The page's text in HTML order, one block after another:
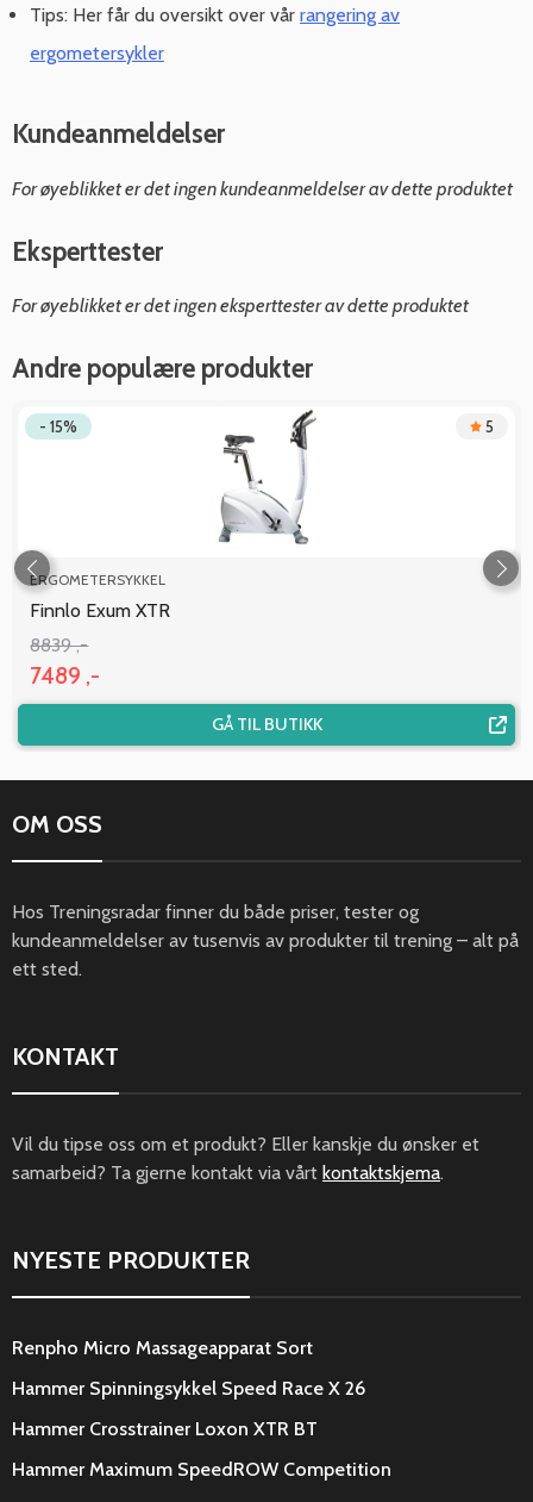
Tips: Her får du oversikt over vår rangering av
ergometersykler
Kundeanmeldelser
For øyeblikket er det ingen kundeanmeldelser av dette produktet
Eksperttester
For øyeblikket er det ingen eksperttester av dette produktet
Andre populære produkter
- 15% 5
ERGOMETERSYKKEL
Finnlo Exum XTR
8839 ,-
7489 ,-
GÅ TIL BUTIKK
OM OSS
Hos Treningsradar finner du både priser, tester og
kundeanmeldelser av tusenvis av produkter til trening – alt på
ett sted.
KONTAKT
Vil du tipse oss om et produkt? Eller kanskje du ønsker et
samarbeid? Ta gjerne kontakt via vårt kontaktskjema.
NYESTE PRODUKTER
Renpho Micro Massageapparat Sort
Hammer Spinningsykkel Speed Race X 26
Hammer Crosstrainer Loxon XTR BT
Hammer Maximum SpeedROW Competition